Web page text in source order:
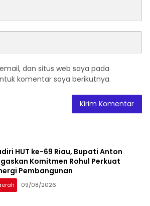
dan situs web saya pada
komentar saya berikutnya.
HUT ke-69 Riau, Bupati Anton
Komitmen Rohul Perkuat
Pembangunan
09/08/2026